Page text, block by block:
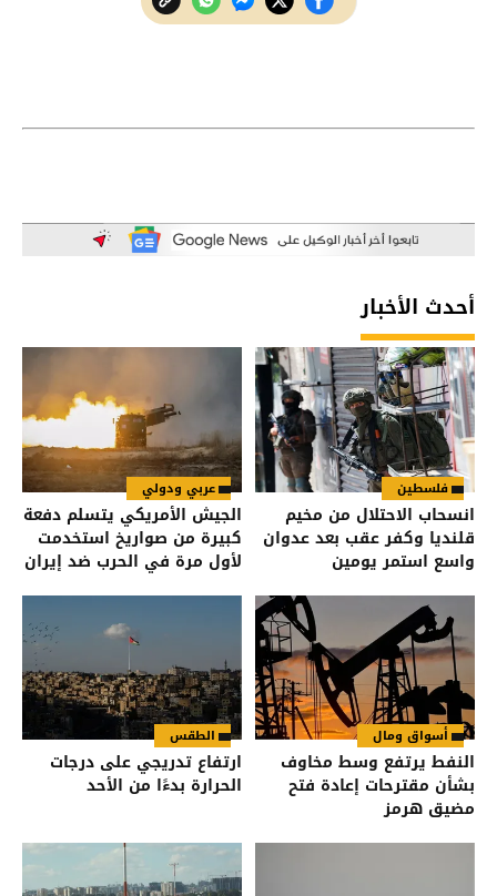
أحدث الأخبار
فلسطين
انسحاب الاحتلال من مخيم
قلنديا وكفر عقب بعد عدوان
واسع استمر يومين
عربي ودولي
الجيش الأمريكي يتسلم دفعة
كبيرة من صواريخ استخدمت
لأول مرة في الحرب ضد إيران
أسواق ومال
النفط يرتفع وسط مخاوف
بشأن مقترحات إعادة فتح
مضيق هرمز
الطقس
ارتفاع تدريجي على درجات
الحرارة بدءًا من الأحد